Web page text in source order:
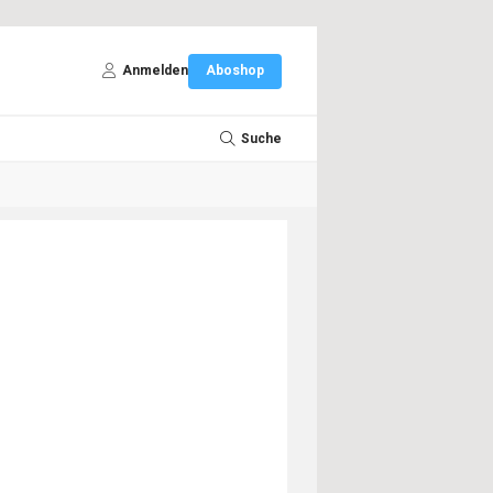
Anmelden Aboshop
Suche